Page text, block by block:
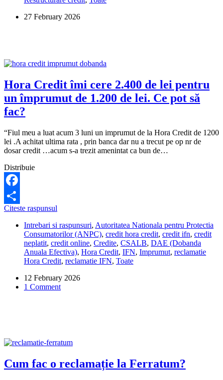
de
27 February 2026
Hora Credit îmi cere 2.400 de lei pentru
un împrumut de 1.200 de lei. Ce pot să
fac?
“Fiul meu a luat acum 3 luni un imprumut de la Hora Credit de 1200
lei .A achitat ultima rata , prin banca dar nu a trecut pe op nr de
dosar credit …acum s-a trezit amenintat ca bun de…
Distribuie
Facebook
Share
Citeste raspunsul
îmi
cere
2.400
de
lei
un
împrumut
pot
Intrebari si raspunsuri, Autoritatea Nationala pentru Protectia
Consumatorilor (ANPC), credit hora credit, credit ifn, credit
neplatit, credit online, Credite, CSALB, DAE (Dobanda
Anuala Efectiva), Hora Credit, IFN, Imprumut, reclamatie
Hora Credit, reclamatie IFN, Toate
12 February 2026
1 Comment
Cum fac o reclamație la Ferratum?